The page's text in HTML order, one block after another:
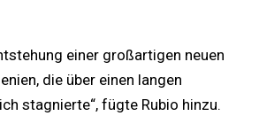
einer großartigen neuen
die über einen langen
stagnierte“, fügte Rubio hinzu.